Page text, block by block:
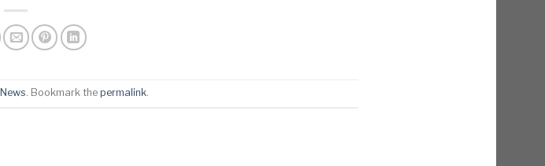
News. Bookmark the permalink.